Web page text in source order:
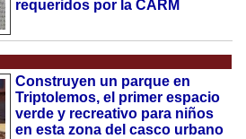
requeridos por la CARM
Construyen un parque en
Triptolemos, el primer espacio
verde y recreativo para niños
en esta zona del casco urbano